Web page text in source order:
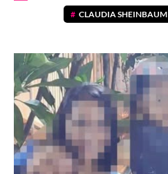
CLAUDIA SHEINBAUM